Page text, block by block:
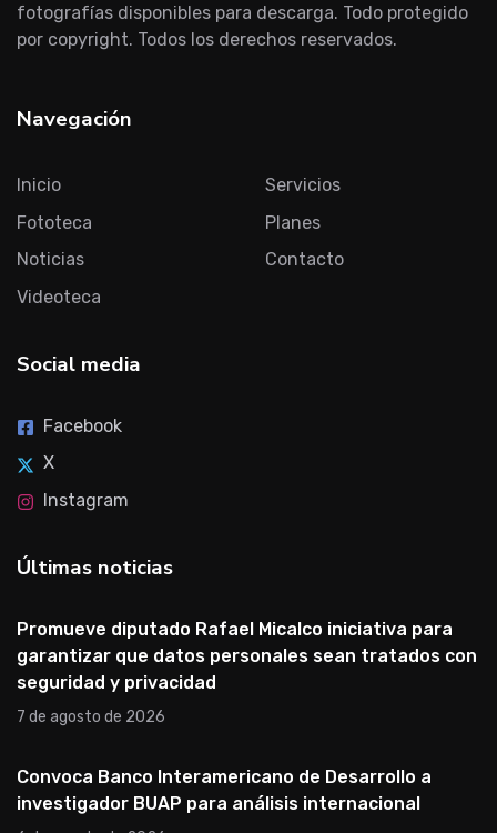
fotografías disponibles para descarga. Todo protegido
por copyright. Todos los derechos reservados.
Navegación
Inicio
Fototeca
Noticias
Videoteca
Servicios
Planes
Contacto
Social media
Facebook
X
Instagram
Últimas noticias
Promueve diputado Rafael Micalco iniciativa para
garantizar que datos personales sean tratados con
seguridad y privacidad
7 de agosto de 2026
Convoca Banco Interamericano de Desarrollo a
investigador BUAP para análisis internacional